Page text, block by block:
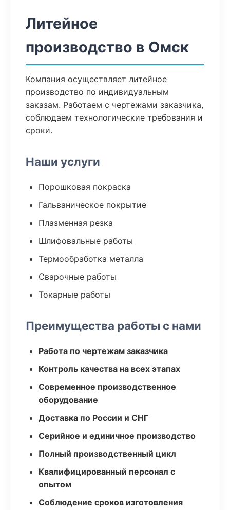
Литейное
производство в Омск
Компания осуществляет литейное
производство по индивидуальным
заказам. Работаем с чертежами заказчика,
соблюдаем технологические требования и
сроки.
Наши услуги
Порошковая покраска
Гальваническое покрытие
Плазменная резка
Шлифовальные работы
Термообработка металла
Сварочные работы
Токарные работы
Преимущества работы с нами
Работа по чертежам заказчика
Контроль качества на всех этапах
Современное производственное
оборудование
Доставка по России и СНГ
Серийное и единичное производство
Полный производственный цикл
Квалифицированный персонал с
опытом
Соблюдение сроков изготовления